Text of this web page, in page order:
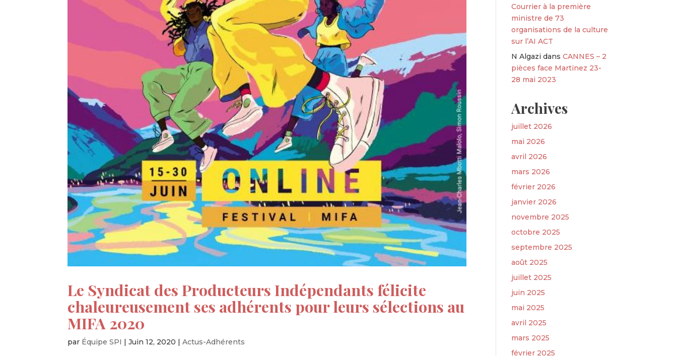
Le Syndicat des Producteurs Indépendants félicite
chaleureusement ses adhérents pour leurs sélections au
MIFA 2020
par Équipe SPI |Juin 12, 2020 |Actus-Adhérents
Courrier à la première
ministre de 73
organisations de la culture
sur l’AI ACT
N Algazi dansCANNES – 2
pièces face Martinez 23-
28 mai 2023
Archives
juillet 2026
mai 2026
avril 2026
mars 2026
février 2026
janvier 2026
novembre 2025
octobre 2025
septembre 2025
août 2025
juillet 2025
juin 2025
mai 2025
avril 2025
mars 2025
février 2025